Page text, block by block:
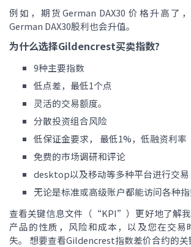
例如，期货German DAX30 价格升高了
German DAX30股利也会升值。
为什么选择Gildencrest买卖指数?
9种主要指数
低点差，最低1个点
灵活的交易额度。
分散投资组合风险
低保证金要求， 最低1%，低融资利率
免费的市场调研和评论
desktop以及移动等多种平台进行交易
无论是标准或高级账户都能访问各种指
查看关键信息文件（“KPI”）更好地了解
产品的性质，风险和成本，以及您在交易
失。 想要查看Gildencrest指数差价合约的关